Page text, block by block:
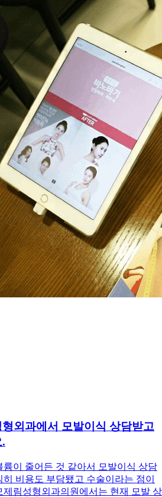
외과에서 모발이식 상담받고
륨이 줄어든 것 같아서 모발이식 상담
비용도 부담됐고 수술이라는 점이
제림성형외과의원에서는 현재 모발 상